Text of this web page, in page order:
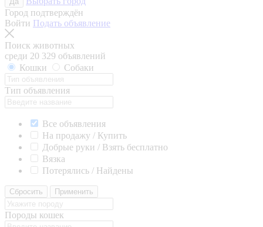
Город подтверждён
Войти Подать объявление
Поиск животных
среди 20 329 объявлений
Кошки
Собаки
Тип объявления
Все объявления
На продажу / Купить
Добрые руки / Взять бесплатно
Вязка
Потерялись / Найдены
Сбросить Применить
Породы кошек